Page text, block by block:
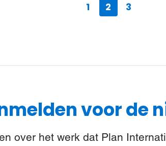
1 2 3
voor de
over het werk dat Plan